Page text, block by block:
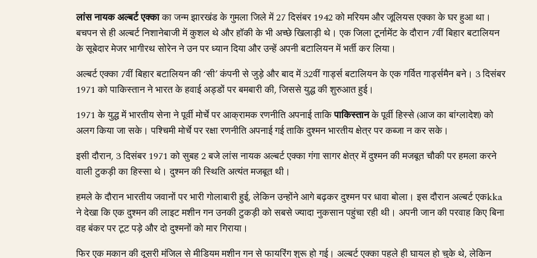
लांस नायक अल्बर्ट एक्काका जन्म झारखंड के गुमला जिले में 27 दिसंबर 1942 को मरियम और जूलियस एक्का के घर हुआ था।
बचपन से ही अल्बर्ट निशानेबाजी में कुशल थे और हॉकी के भी अच्छे खिलाड़ी थे। एक जिला टूर्नामेंट के दौरान 7वीं बिहार बटालियन
के सूबेदार मेजर भागीरथ सोरेन ने उन पर ध्यान दिया और उन्हें अपनी बटालियन में भर्ती कर लिया।
अल्बर्ट एक्का 7वीं बिहार बटालियन की ‘सी’ कंपनी से जुड़े और बाद में 32वीं गार्ड्स बटालियन के एक गर्वित गार्ड्समैन बने। 3 दिसंबर
1971 को पाकिस्तान ने भारत के हवाई अड्डों पर बमबारी की, जिससे युद्ध की शुरुआत हुई।
1971 के युद्ध में भारतीय सेना ने पूर्वी मोर्चे पर आक्रामक रणनीति अपनाई ताकिपाकिस्तानके पूर्वी हिस्से (आज का बांग्लादेश) को
अलग किया जा सके। पश्चिमी मोर्चे पर रक्षा रणनीति अपनाई गई ताकि दुश्मन भारतीय क्षेत्र पर कब्जा न कर सके।
इसी दौरान, 3 दिसंबर 1971 को सुबह 2 बजे लांस नायक अल्बर्ट एक्का गंगा सागर क्षेत्र में दुश्मन की मजबूत चौकी पर हमला करने
वाली टुकड़ी का हिस्सा थे। दुश्मन की स्थिति अत्यंत मजबूत थी।
हमले के दौरान भारतीय जवानों पर भारी गोलाबारी हुई, लेकिन उन्होंने आगे बढ़कर दुश्मन पर धावा बोला। इस दौरान अल्बर्ट एकkka
ने देखा कि एक दुश्मन की लाइट मशीन गन उनकी टुकड़ी को सबसे ज्यादा नुकसान पहुंचा रही थी। अपनी जान की परवाह किए बिना
वह बंकर पर टूट पड़े और दो दुश्मनों को मार गिराया।
फिर एक मकान की दूसरी मंजिल से मीडियम मशीन गन से फायरिंग शुरू हो गई। अल्बर्ट एक्का पहले ही घायल हो चुके थे, लेकिन